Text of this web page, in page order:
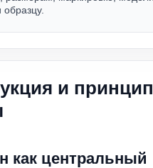
и принцип
как центральный